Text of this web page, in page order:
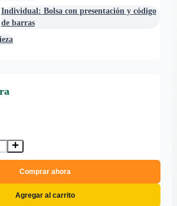
Individual: Bolsa con presentación y código
de barras
Comprar ahora
Agregar al carrito